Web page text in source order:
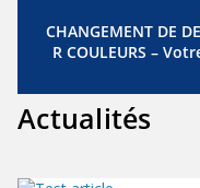
CHANGEMENT DE
R COULEURS –
Actualités